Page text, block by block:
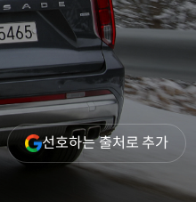
선호하는 출처로 추가(새
창
열림)